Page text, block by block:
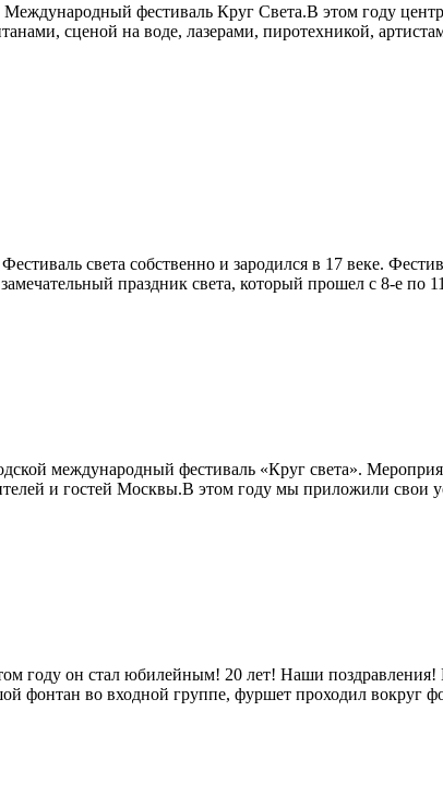
фестиваль Круг Света.В этом году
сценой на воде, лазерами, пиротехникой,
света собственно и зародился в 17 веке.
праздник света, который прошел с 8-е по
международный фестиваль «Круг света».
и гостей Москвы.В этом году мы приложили свои
году он стал юбилейным! 20 лет! Наши
фонтан во входной группе, фуршет проходил вокруг